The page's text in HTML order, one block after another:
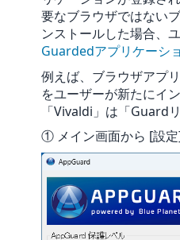
要なブラウザではない
ンストールした場合、
Guardedアプリケーシ
例えば、ブラウザアプ
をユーザーが新たにイ
「Vivaldi」は「Guard
① メイン画面から [設定